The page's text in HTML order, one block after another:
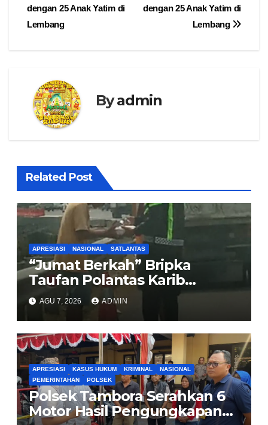
dengan 25 Anak Yatim di
Lembang
dengan 25 Anak Yatim di
Lembang
Byadmin
Related Post
APRESIASI NASIONAL SATLANTAS
“Jumat Berkah” Bripka
Taufan Polantas Karib
Bagikan Nasi Kotak untuk
Sopir Truk yang Mogok di KM
00 Pondok Aren
AGU 7, 2026 ADMIN
APRESIASI KASUS HUKUM KRIMINAL
NASIONAL
PEMERINTAHAN
POLSEK
Polsek Tambora Serahkan 6
Motor Hasil Pengungkapan